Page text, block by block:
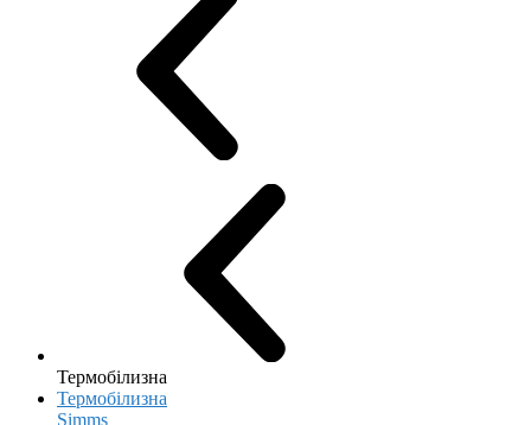
Термобілизна
Термобілизна
Simms